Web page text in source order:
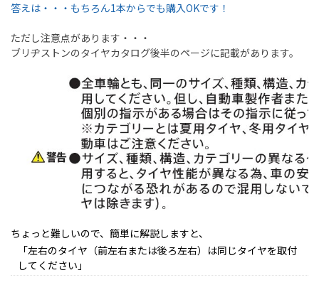
答えは・・・もちろん1本からでも購入OKです！
ただし注意点があります・・・
ブリヂストンのタイヤカタログ後半のページに記載があります。
ちょっと難しいので、簡単に解説しますと、
「左右のタイヤ（前左右または後ろ左右）は同じタイヤを取付
してください」